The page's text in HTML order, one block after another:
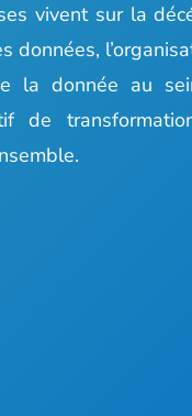
vivent sur la
données,
donnée au
de